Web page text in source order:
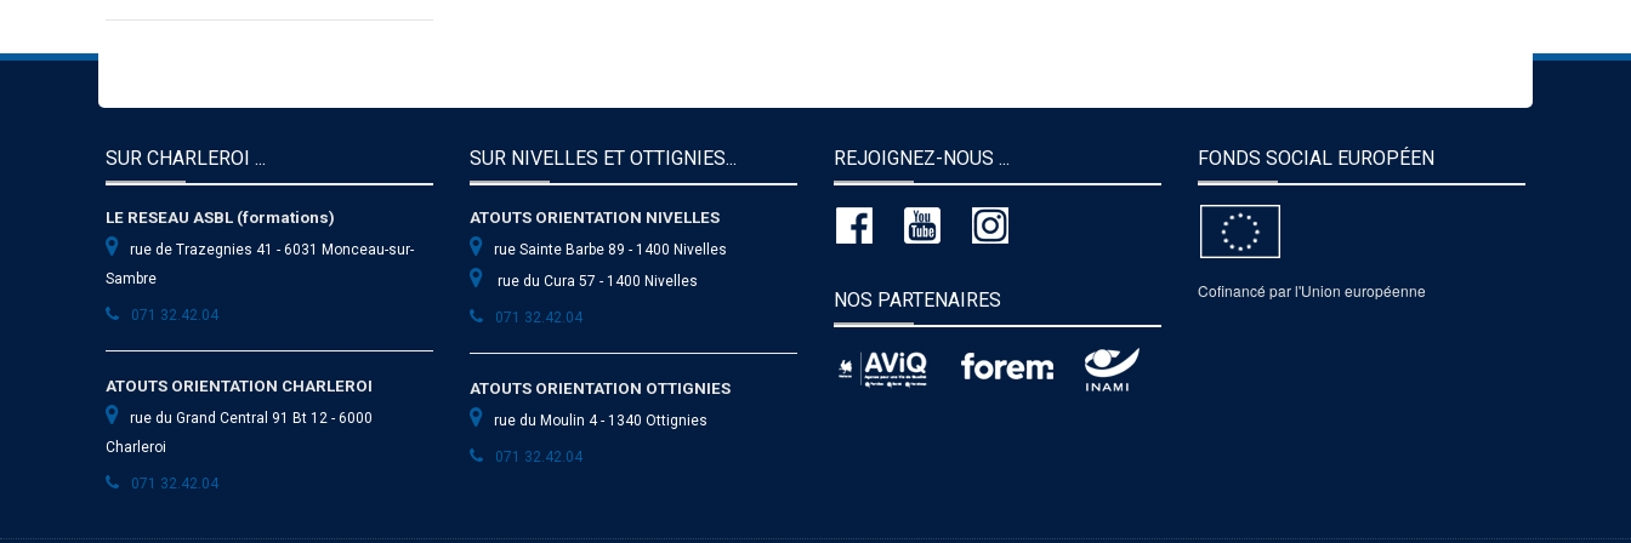
SUR CHARLEROI ...
LE RESEAU ASBL (formations)
rue de Trazegnies 41 - 6031 Monceau-sur-
Sambre
071 32.42.04
ATOUTS ORIENTATION CHARLEROI
rue du Grand Central 91 Bt 12 - 6000
Charleroi
071 32.42.04
SUR NIVELLES ET OTTIGNIES...
ATOUTS ORIENTATION NIVELLES
rue Sainte Barbe 89 - 1400 Nivelles
rue du Cura 57 - 1400 Nivelles
071 32.42.04
ATOUTS ORIENTATION OTTIGNIES
rue du Moulin 4 - 1340 Ottignies
071 32.42.04
REJOIGNEZ-NOUS ...
NOS PARTENAIRES
FONDS SOCIAL EUROPÉEN
Cofinancé par l'Union européenne